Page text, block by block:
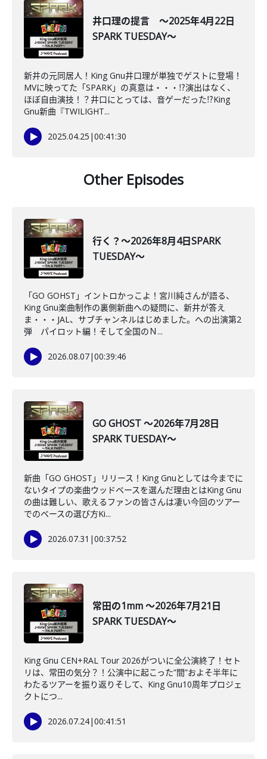
井口理の提言 ～2025年4月22日
SPARK TUESDAY～
新井の元同居人！King Gnu井口理が単独でゲストに登場！
MVに映ってた「SPARK」の真意は・・・⁉演出はなく、
ほぼ自由演技！？井口にとっては、音ゲーだった⁉King
Gnu新曲『TWILIGHT...
2025.04.25 |00:41:30
Other Episodes
行く？～2026年8月4日SPARK
TUESDAY～
「GO GOHST」イントロかっこよ！宮川純さんが語る、
King Gnu楽曲制作の裏側新曲への疑問に、新井が答え
ま・・・JAL、サブチャンネルはじめました。への出演第2
弾 パイロット編！そして全国のＮ...
2026.08.07|00:39:46
GO GHOST ～2026年7月28日
SPARK TUESDAY～
新曲「GO GHOST」リリース！King Gnuとしては今までに
ないタイプの楽曲ウッドベースを選んだ理由とはKing Gnu
の曲は難しい、歌えるファンの皆さんは凄い今回のツアー
でのベースの選び方Ki...
2026.07.31 |00:37:52
常田の1mm ～2026年7月21日
SPARK TUESDAY～
King Gnu CEN+RAL Tour 2026がついに全公演終了！セト
リは、常田の気分？！公演中に起こった”間”およそ半年に
わたるツアーを振り返りそして、King Gnu10周年プロジェ
クトにつ...
2026.07.24|00:41:51